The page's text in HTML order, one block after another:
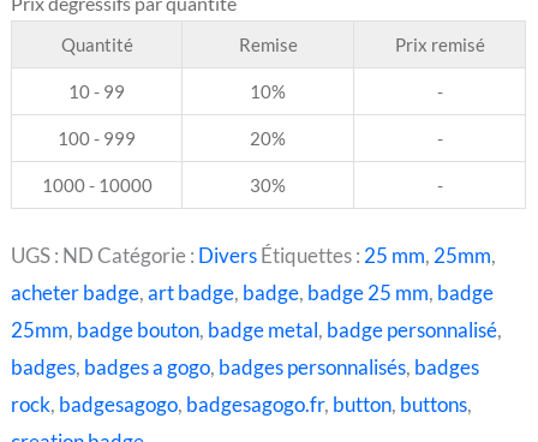
Quantité Remise Prix remisé
10 - 99 10% -
100 - 999 20% -
1000 - 10000 30% -
UGS : NDCatégorie : DiversÉtiquettes : 25 mm, 25mm,
acheter badge,art badge, badge, badge 25 mm, badge
25mm, badge bouton, badge metal, badge personnalisé,
badges, badges a gogo, badges personnalisés, badges
rock, badgesagogo, badgesagogo.fr, button, buttons,